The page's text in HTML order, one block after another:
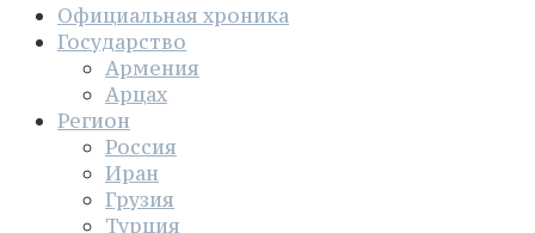
Официальная хроника
Государство
Армения
Арцах
Регион
Россия
Иран
Грузия
Турция